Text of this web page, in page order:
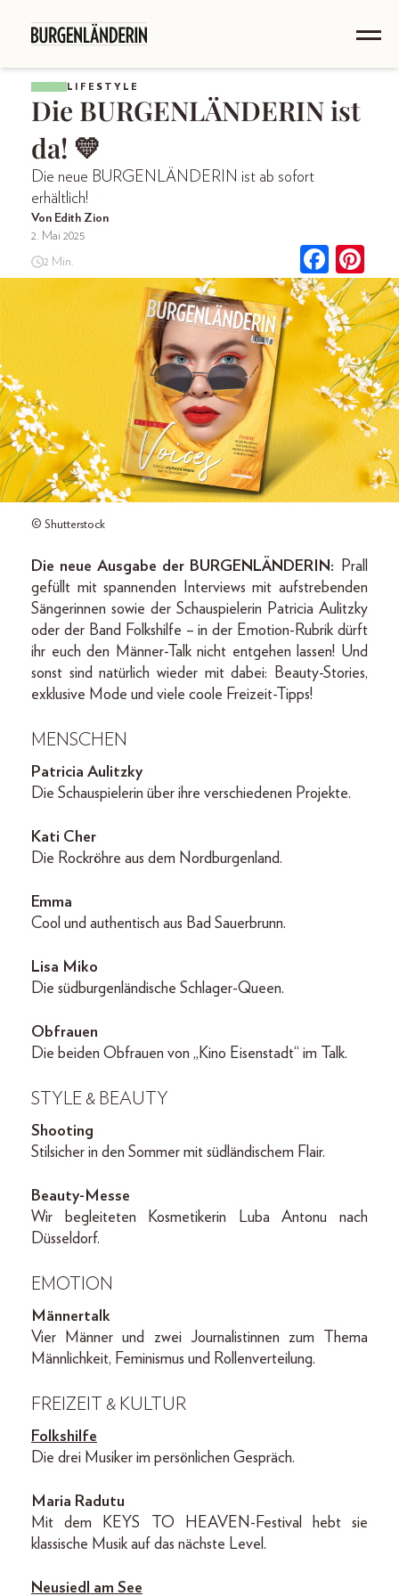
LIFESTYLE
Die BURGENLÄNDERIN ist
da! 💛
Die neue BURGENLÄNDERIN ist ab sofort
erhältlich!
Von Edith Zion
2. Mai 2025
2 Min.
© Shutterstock
Die neue Ausgabe der BURGENLÄNDERIN:
Prall
gefüllt mit spannenden Interviews mit aufstrebenden
Sängerinnen sowie der Schauspielerin Patricia Aulitzky
oder der Band Folkshilfe – in der Emotion-Rubrik dürft
ihr euch den Männer-Talk nicht entgehen lassen! Und
sonst sind natürlich wieder mit dabei: Beauty-Stories,
exklusive Mode und viele coole Freizeit-Tipps!
MENSCHEN
Patricia Aulitzky
Die Schauspielerin über ihre verschiedenen Projekte.
Kati Cher
Die Rockröhre aus dem Nordburgenland.
Emma
Cool und authentisch aus Bad Sauerbrunn.
Lisa Miko
Die südburgenländische Schlager-Queen.
Obfrauen
Die beiden Obfrauen von „Kino Eisenstadt“ im Talk.
STYLE & BEAUTY
Shooting
Stilsicher in den Sommer mit südländischem Flair.
Beauty-Messe
Wir begleiteten Kosmetikerin Luba Antonu nach
Düsseldorf.
EMOTION
Männertalk
Vier Männer und zwei Journalistinnen zum Thema
Männlichkeit, Feminismus und Rollenverteilung.
FREIZEIT & KULTUR
Folkshilfe
Die drei Musiker im persönlichen Gespräch.
Maria Radutu
Mit dem KEYS TO HEAVEN-Festival hebt sie
klassische Musik auf das nächste Level.
Neusiedl am See